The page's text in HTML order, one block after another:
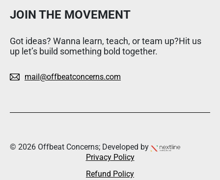
JOIN THE MOVEMENT
Got ideas? Wanna learn, teach, or team up?Hit us
up let’s build something bold together.
mail@offbeatconcerns.com
© 2026 Offbeat Concerns; Developed by
Privacy Policy
Refund Policy